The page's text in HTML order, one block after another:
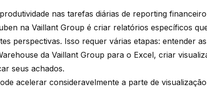
nas tarefas diárias de reporting financeiro
na Vaillant Group é criar relatórios específicos
perspectivas. Isso requer várias etapas: entender
da Vaillant Group para o Excel, criar
seus achados.
acelerar consideravelmente a parte de